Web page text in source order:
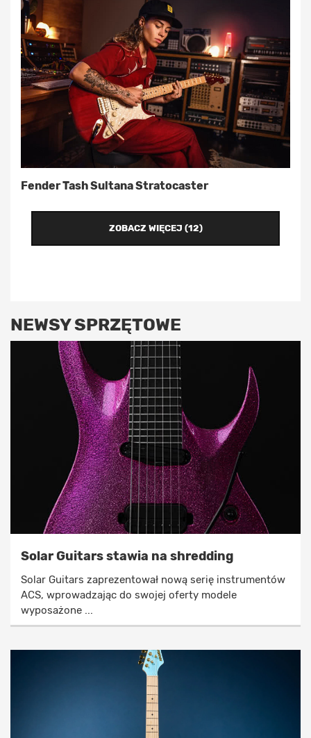
Fender Tash Sultana Stratocaster
ZOBACZ WIĘCEJ (12)
NEWSY SPRZĘTOWE
Solar Guitars stawia na shredding
Solar Guitars zaprezentował nową serię instrumentów
ACS, wprowadzając do swojej oferty modele
wyposażone ...